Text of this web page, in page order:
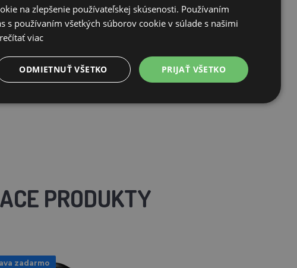
PRODUKTY
zadarmo
na zlepšenie používateľskej skúsenosti. Používaním
s používaním všetkých súborov cookie v súlade s našimi
viac
PRIJAŤ VŠETKO
ODMIETNUŤ VŠETKO